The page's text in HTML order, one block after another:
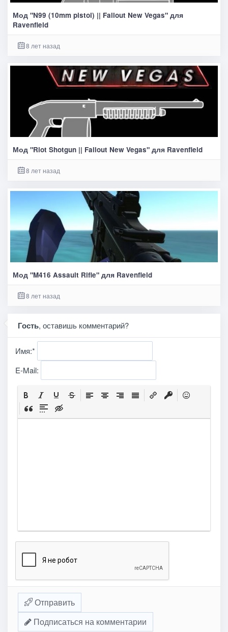
Мод "N99 (10mm pistol) || Fallout New Vegas" для
Ravenfield
8 лет назад
Мод "Riot Shotgun || Fallout New Vegas" для Ravenfield
8 лет назад
Мод "M416 Assault Rifle" для Ravenfield
8 лет назад
Гость, оставишь комментарий?
Имя:*
E-Mail:
Отправить
Подписаться на комментарии